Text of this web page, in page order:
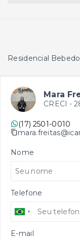
Residencial
Mara
CRECI -
(17) 2501-0010
Nome
Telefone
E-mail